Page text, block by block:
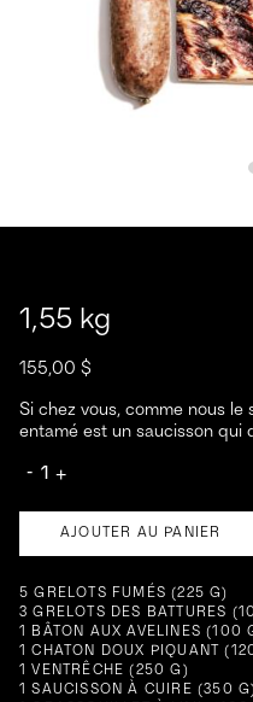
1,55 kg
155,00 $
Si chez vous, comme nous le
entamé est un saucisson qui
quantité de 1,55 kg
AJOUTER AU PANIER
5 GRELOTS FUMÉS (225 G)
3 GRELOTS DES BATTURES
1 BÂTON AUX AVELINES (100
1 CHATON DOUX PIQUANT
1 VENTRÊCHE (250 G)
1 SAUCISSON À CUIRE (350 G)